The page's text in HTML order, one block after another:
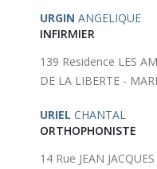
URGIN ANGELIQUE
INFIRMIER
139 Residence LES
DE LA LIBERTE -
URIEL CHANTAL
ORTHOPHONISTE
14 Rue JEAN